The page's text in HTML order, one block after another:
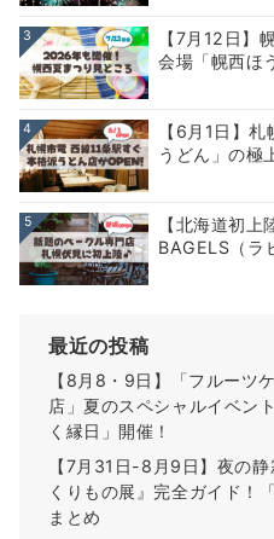
3
【7月12日】
会場「幌西ほ
4
【6月1日】
うどん」の極
5
【北海道初
BAGELS（ラ
最近の投稿
【8月8・9日】「フルーツ
店」夏のスペシャルイベン
く縁日」開催！
【7月31日-8月9日】夜の
くりもの展』完全ガイド！
まとめ